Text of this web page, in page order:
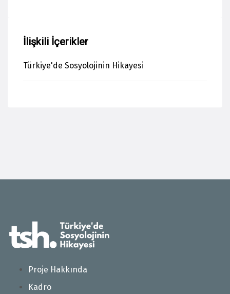
İlişkili İçerikler
Türkiye'de Sosyolojinin Hikayesi
Proje Hakkında
Kadro